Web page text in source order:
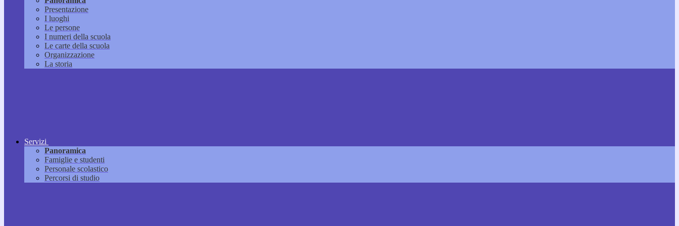
Presentazione
I luoghi
Le persone
I numeri della scuola
Le carte della scuola
Organizzazione
La storia
Servizi
Panoramica
Famiglie e studenti
Personale scolastico
Percorsi di studio